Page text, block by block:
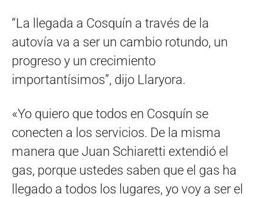
“La llegada a Cosquín a través de la
autovía va a ser un cambio rotundo, un
progreso y un crecimiento
importantísimos”, dijo Llaryora.
«Yo quiero que todos en Cosquín se
conecten a los servicios. De la misma
manera que Juan Schiaretti extendió el
gas, porque ustedes saben que el gas ha
llegado a todos los lugares, yo voy a ser el